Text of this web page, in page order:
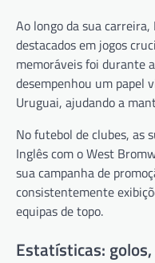
Ao longo da sua
destacados em jogos
memoráveis foi durante
desempenhou um papel
Uruguai, ajudando a
No futebol de clubes, as
Inglês com o West
sua campanha de
consistentemente
equipas de topo.
Estatísticas: